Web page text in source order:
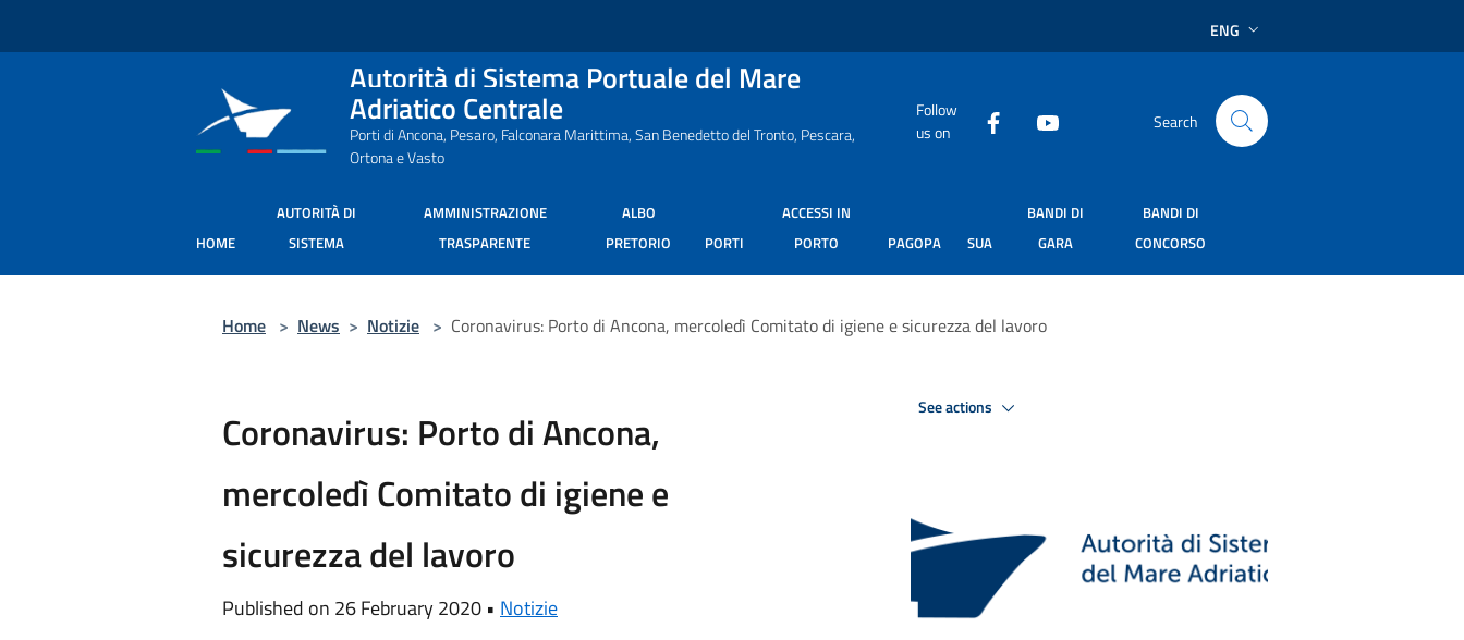
ENG
Autorità di Sistema Portuale del Mare
Adriatico Centrale
Porti di Ancona, Pesaro, Falconara Marittima, San Benedetto del Tronto, Pescara,
Ortona e Vasto
Follow
us on
Search
HOME
AUTORITÀ DI
SISTEMA
AMMINISTRAZIONE
TRASPARENTE
ALBO
PRETORIO
PORTI
ACCESSI IN
PORTO
PAGOPA SUA
BANDI DI
GARA
BANDI DI
CONCORSO
Home > News > Notizie > Coronavirus: Porto di Ancona, mercoledì Comitato di igiene e sicurezza del lavoro
Coronavirus: Porto di Ancona,
mercoledì Comitato di igiene e
sicurezza del lavoro
Published on 26 February 2020 • Notizie
See actions